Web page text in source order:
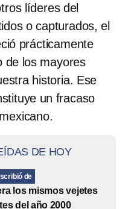
líderes del
o capturados, el
prácticamente
de los mayores
historia. Ese
un fracaso
mexicano.
DE HOY
de
los mismos vejetes
del año 2000